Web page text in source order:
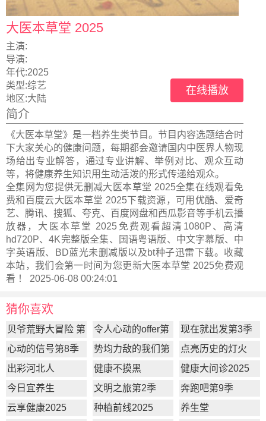
大医本草堂 2025
主演:
导演:
年代:2025
类型:综艺
地区:大陆
在线播放
简介
《大医本草堂》是一档养生类节目。节目内容选题结合时
下大家关心的健康问题，每期都会邀请国内中医界人物现
场给出专业解答，通过专业讲解、举例对比、观众互动
等，将健康养生知识用生动活泼的形式传递给观众。
全集网为您提供无删减大医本草堂 2025全集在线观看免
费和百度云大医本草堂 2025下载资源，可用优酷、爱奇
艺、腾讯、搜狐、夸克、百度网盘和西瓜影音等手机云播
放器，大医本草堂 2025免费观看超清1080P、高清
hd720P、4K完整版全集、国语粤语版、中文字幕版、中
字英语版、BD蓝光未删减版以及bt种子迅雷下载。收藏
本站，我们会第一时间为您更新大医本草堂 2025免费观
看 ！ 2025-06-08 00:24:01
猜你喜欢
贝爷荒野大冒险 第
一季
令人心动的offer第
7季
现在就出发第3季
心动的信号第8季
势均力敌的我们第
2季
点亮历史的灯火
出彩河北人
健康不摸黑
健康大问诊2025
今日宜养生
文明之旅第2季
奔跑吧第9季
云享健康2025
种植前线2025 养生堂